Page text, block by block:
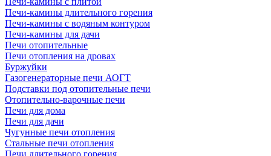
Печи-камины длительного горения
Печи-камины с водяным контуром
Печи-камины для дачи
Печи отопительные
Печи отопления на дровах
Буржуйки
Газогенераторные печи АОГТ
Подставки под отопительные печи
Отопительно-варочные печи
Печи для дома
Печи для дачи
Чугунные печи отопления
Стальные печи отопления
Печи длительного горения